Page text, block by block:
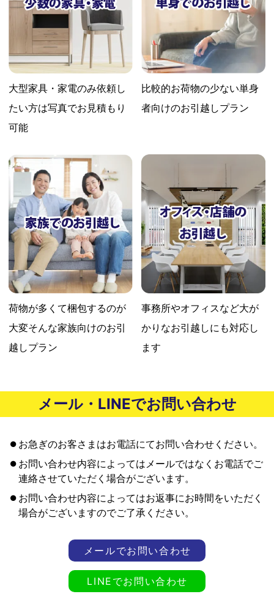
大型家具・家電のみ依頼し
たい方は写真でお見積もり
可能
比較的お荷物の少ない単身
者向けのお引越しプラン
荷物が多くて梱包するのが
大変そんな家族向けのお引
越しプラン
事務所やオフィスなど大が
かりなお引越しにも対応し
ます
メール・LINEでお問い合わせ
お急ぎのお客さまはお電話にてお問い合わせください。
お問い合わせ内容によってはメールではなくお電話でご
連絡させていただく場合がございます。
お問い合わせ内容によってはお返事にお時間をいただく
場合がございますのでご了承ください。
メールでお問い合わせ
LINEでお問い合わせ